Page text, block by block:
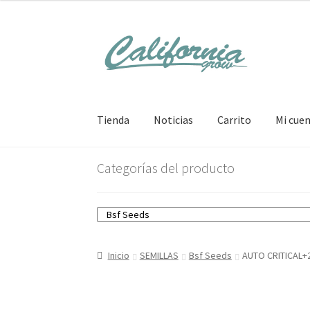
contenido
Tienda Noticias Carrito Mi
Categorías del producto
Inicio SEMILLAS Bsf Seeds AUTO